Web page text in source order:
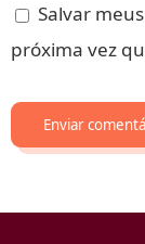
Salvar
próxima vez